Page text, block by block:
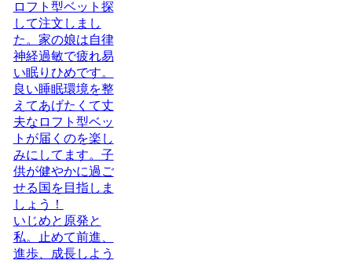
ロフト型ベット探
して注文しまし
た。家の娘は自律
神経過敏で疲れ易
い眠りひめです。
良い睡眠環境を整
えてあげたくて丈
夫なロフト型ベッ
トが届くのを楽し
みにしてます。子
供が健やかに過ご
せる国を目指しま
しょう！
いじめと原発と
私。止めて前進、
進歩、成長しよう